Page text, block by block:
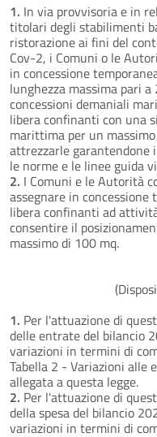
1. In via provvisoria e in
titolari degli stabilimenti
ristorazione ai fini del
Cov-2, i Comuni o le
in concessione
lunghezza massima pari
concessioni demaniali
libera confinanti con una
marittima per un
attrezzarle garantendone
le norme e le linee guida
2. I Comuni e le Autorità
assegnare in concessione
libera confinanti ad
consentire il
massimo di 100 mq.
1. Per l'attuazione di
delle entrate del bilancio
variazioni in termini di
Tabella 2 - Variazioni
allegata a questa legge.
2. Per l'attuazione di
della spesa del bilancio
variazioni in termini di